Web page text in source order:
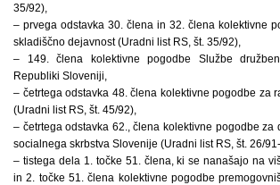
35/92),
– prvega odstavka 30. člena in 32. člena kolektivne
skladiščno dejavnost (Uradni list RS, št. 35/92),
– 149. člena kolektivne pogodbe Službe
Republiki Sloveniji,
– četrtega odstavka 48. člena kolektivne pogodbe za
(Uradni list RS, št. 45/92),
– četrtega odstavka 62., člena kolektivne pogodbe za
socialnega skrbstva Slovenije (Uradni list RS, št. 26/91-
– tistega dela 1. točke 51. člena, ki se nanašajo na
in 2. točke 51. člena kolektivne pogodbe